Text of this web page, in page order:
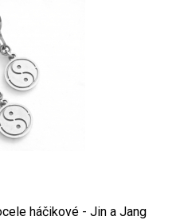
háčikové - Jin a Jang